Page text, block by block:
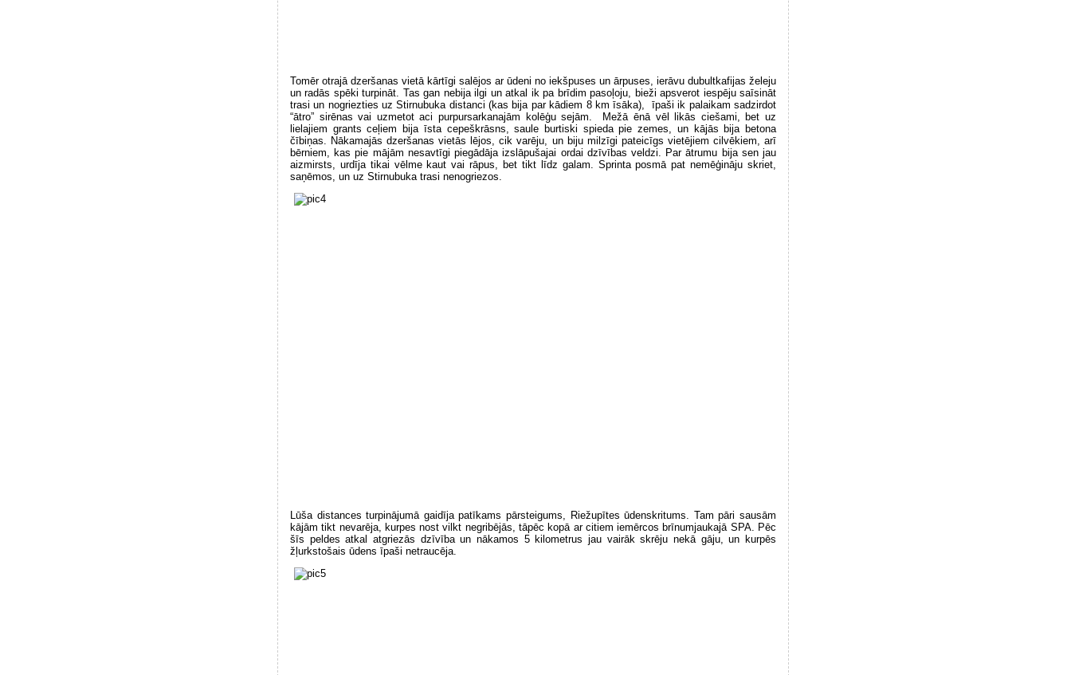
Tomēr otrajā dzeršanas vietā kārtīgi salējos ar ūdeni no iekšpuses un ārpuses, ierāvu dubultkafijas želeju
un radās spēki turpināt. Tas gan nebija ilgi un atkal ik pa brīdim pasoļoju, bieži apsverot iespēju saīsināt
trasi un nogriezties uz Stirnubuka distanci (kas bija par kādiem 8 km īsāka), īpaši ik palaikam sadzirdot
“ātro” sirēnas vai uzmetot aci purpursarkanajām kolēģu sejām. Mežā ēnā vēl likās ciešami, bet uz
lielajiem grants ceļiem bija īsta cepeškrāsns, saule burtiski spieda pie zemes, un kājās bija betona
čībiņas. Nākamajās dzeršanas vietās lējos, cik varēju, un biju milzīgi pateicīgs vietējiem cilvēkiem, arī
bērniem, kas pie mājām nesavtīgi piegādāja izslāpušajai ordai dzīvības veldzi. Par ātrumu bija sen jau
aizmirsts, urdīja tikai vēlme kaut vai rāpus, bet tikt līdz galam. Sprinta posmā pat nemēģināju skriet,
saņēmos, un uz Stirnubuka trasi nenogriezos.
Lūša distances turpinājumā gaidīja patīkams pārsteigums, Riežupītes ūdenskritums. Tam pāri sausām
kājām tikt nevarēja, kurpes nost vilkt negribējās, tāpēc kopā ar citiem iemērcos brīnumjaukajā SPA. Pēc
šīs peldes atkal atgriezās dzīvība un nākamos 5 kilometrus jau vairāk skrēju nekā gāju, un kurpēs
žļurkstošais ūdens īpaši netraucēja.